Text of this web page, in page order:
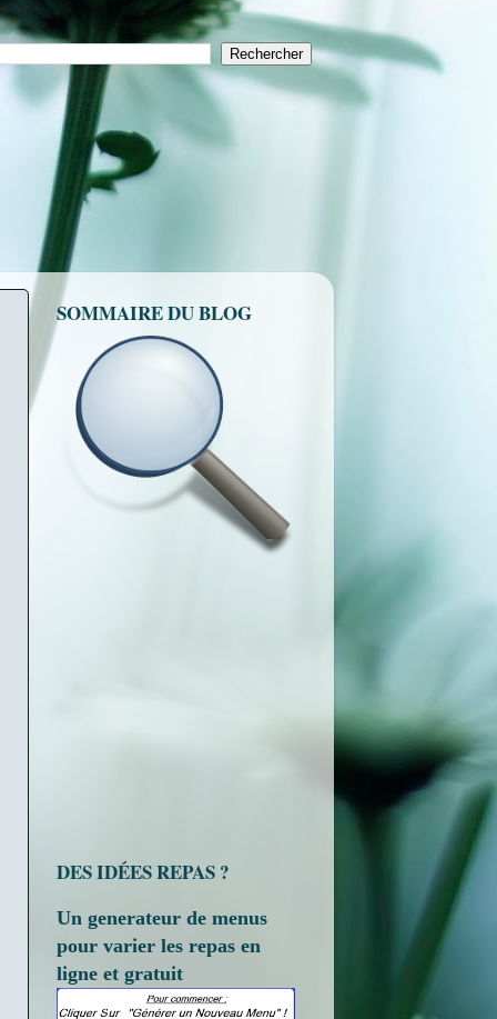
SOMMAIRE DU BLOG
DES IDÉES REPAS ?
Un generateur de menus
pour varier les repas en
ligne et gratuit